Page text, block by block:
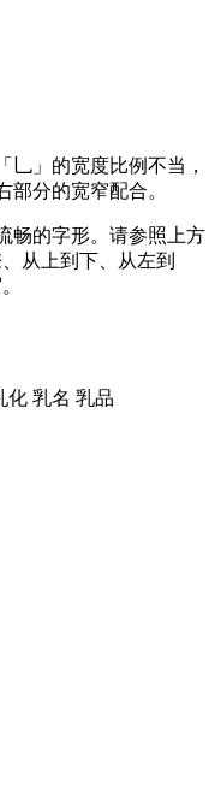
乚」的宽度比例不当，
分的宽窄配合。
畅的字形。请参照上方
从上到下、从左到
化 乳名 乳品